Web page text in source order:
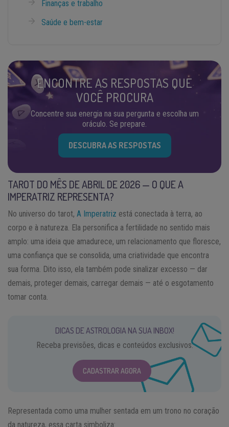
Finanças e trabalho
Saúde e bem-estar
ENCONTRE AS RESPOSTAS QUE
VOCÊ PROCURA
Concentre sua energia na sua pergunta e escolha um
oráculo. Se prepare.
DESCUBRA AS RESPOSTAS
TAROT DO MÊS DE ABRIL DE 2026 — O QUE A
IMPERATRIZ REPRESENTA?
No universo do tarot, A Imperatriz está conectada à terra, ao
corpo e à natureza. Ela personifica a fertilidade no sentido mais
amplo: uma ideia que amadurece, um relacionamento que floresce,
uma confiança que se consolida, uma criatividade que encontra
sua forma. Dito isso, ela também pode sinalizar excesso — dar
demais, proteger demais, carregar demais — até o esgotamento
tomar conta.
DICAS DE ASTROLOGIA NA SUA INBOX!
Receba previsões, dicas e conteúdos exclusivos.
CADASTRAR AGORA
Representada como uma mulher sentada em um trono no coração
da natureza, essa carta simboliza: